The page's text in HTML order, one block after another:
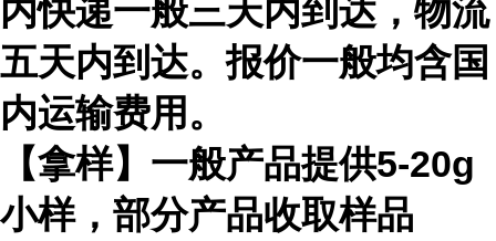
内快递一般三天内到达，物流
五天内到达。报价一般均含国
内运输费用。
【拿样】一般产品提供5-20g
小样，部分产品收取样品